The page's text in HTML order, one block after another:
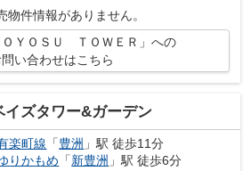
物件情報がありません。
ＹＯＳＵ ＴＯＷＥＲ」への
問い合わせはこちら
イズタワー&ガーデン
楽町線 「豊洲 」駅 徒歩11分
りかもめ 「新豊洲 」駅 徒歩6分